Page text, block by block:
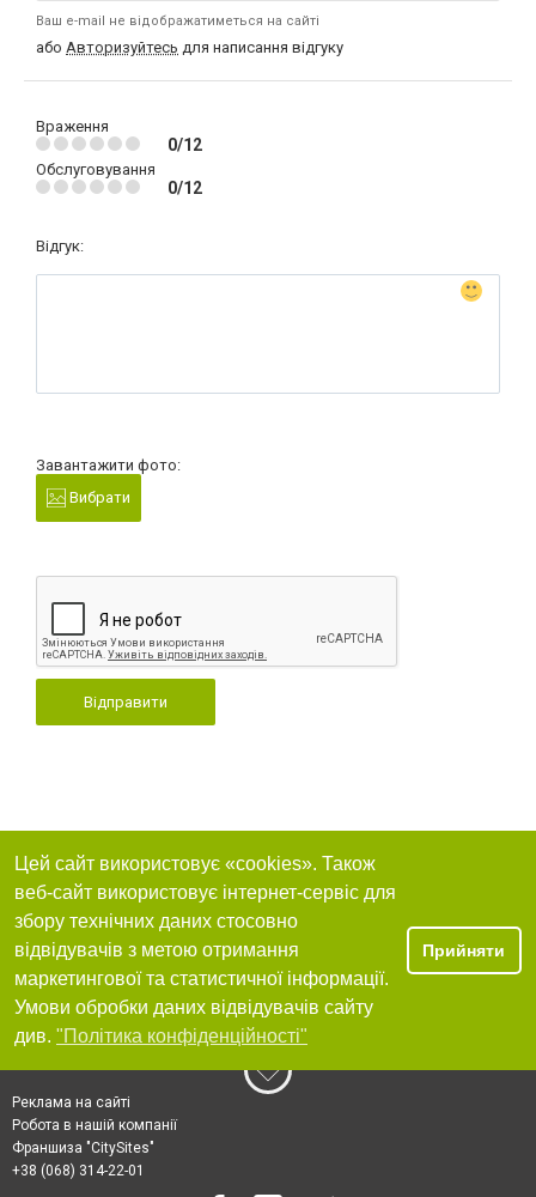
Ваш e-mail не відображатиметься на сайті
або Авторизуйтесь для написання відгуку
Враження
0/12
Обслуговування
0/12
Відгук:
Завантажити фото:
Вибрати
Відправити
Цей сайт використовує «cookies». Також
веб-сайт використовує інтернет-сервіс для
збору технічних даних стосовно
відвідувачів з метою отримання
маркетингової та статистичної інформації.
Умови обробки даних відвідувачів сайту
див. "Політика конфіденційності"
Прийняти
Реклама на сайті
Робота в нашій компанії
Франшиза "CitySites"
+38 (068) 314-22-01